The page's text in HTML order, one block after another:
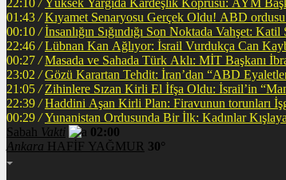
22:10 / Yüksek Yargıda Kardeşlik Köprüsü: AYM
01:43 /
Kıyamet Senaryosu
00:10 / İnsanlığın Sığındığı Son Noktada Vahşet:
22:46 / Lübnan Kan Ağlıyor: İsrail Vurdukça Can
00:27 / Masada ve Sahada Türk Aklı: MİT Başkanı
23:02 / Gözü Karartan Tehdit: İran’dan “ABD
21:05 / Zihinlere Sızan Kirli El İfşa Oldu: İsrail’in
22:39 /
00:29 / Yunanistan Ordusunda Bir İlk: Kadınlar
Sabah Vakti
02:00
Ankara HAFİF YAĞMUR 30°